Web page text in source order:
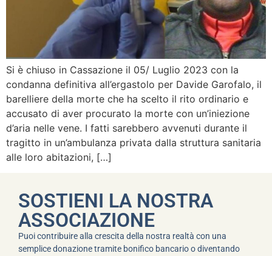
Si è chiuso in Cassazione il 05/ Luglio 2023 con la
condanna definitiva all’ergastolo per Davide Garofalo, il
barelliere della morte che ha scelto il rito ordinario e
accusato di aver procurato la morte con un’iniezione
d’aria nelle vene. I fatti sarebbero avvenuti durante il
tragitto in un’ambulanza privata dalla struttura sanitaria
alle loro abitazioni, […]
SOSTIENI LA NOSTRA
ASSOCIAZIONE
Puoi contribuire alla crescita della nostra realtà con una
semplice donazione tramite bonifico bancario o diventando